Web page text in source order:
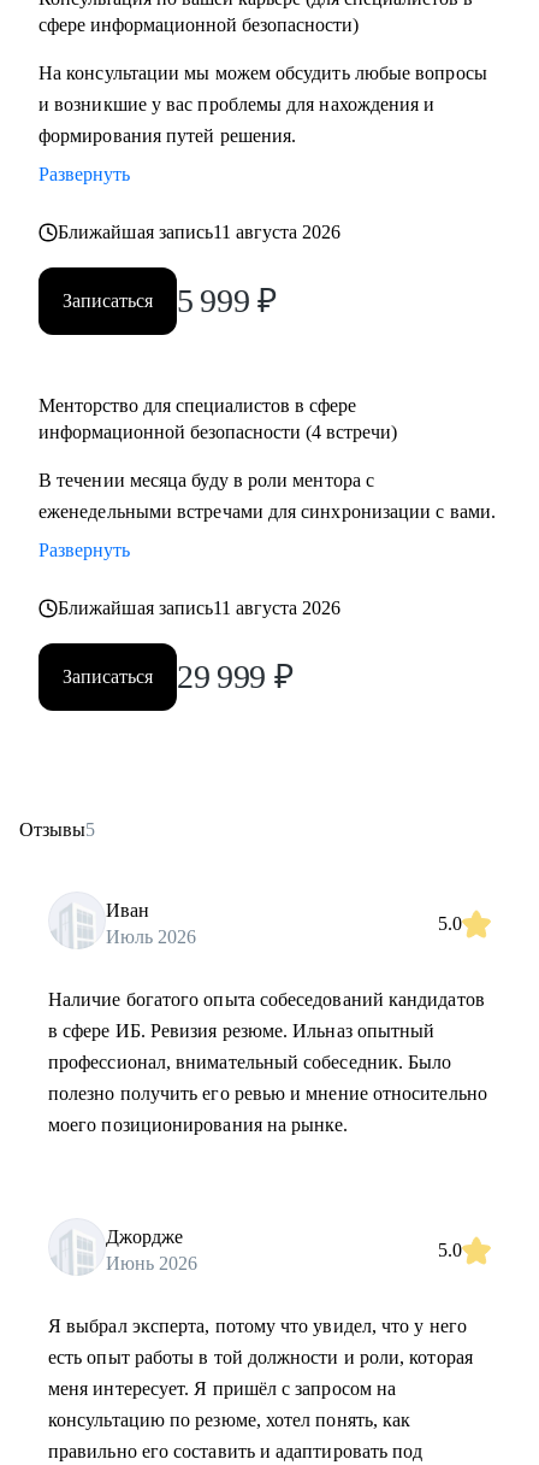
сфере информационной безопасности)
На консультации мы можем обсудить любые вопросы
и возникшие у вас проблемы для нахождения и
формирования путей решения.
Развернуть
Ближайшая запись11 августа 2026
Записаться 5 999 ₽
Менторство для специалистов в сфере
информационной безопасности (4 встречи)
В течении месяца буду в роли ментора с
еженедельными встречами для синхронизации с вами.
Развернуть
Ближайшая запись11 августа 2026
Записаться 29 999 ₽
Отзывы5
Иван
Июль 2026
5.0
Наличие богатого опыта собеседований кандидатов
в сфере ИБ. Ревизия резюме. Ильназ опытный
профессионал, внимательный собеседник. Было
полезно получить его ревью и мнение относительно
моего позиционирования на рынке.
Джордже
Июнь 2026
5.0
Я выбрал эксперта, потому что увидел, что у него
есть опыт работы в той должности и роли, которая
меня интересует. Я пришёл с запросом на
консультацию по резюме, хотел понять, как
правильно его составить и адаптировать под